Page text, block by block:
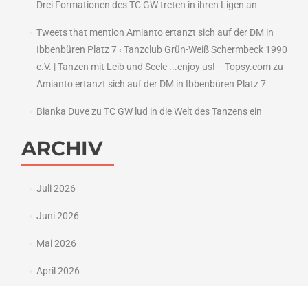
Drei Formationen des TC GW treten in ihren Ligen an
Tweets that mention Amianto ertanzt sich auf der DM in
Ibbenbüren Platz 7 ‹ Tanzclub Grün-Weiß Schermbeck 1990
e.V. | Tanzen mit Leib und Seele ...enjoy us! -- Topsy.comzu
Amianto ertanzt sich auf der DM in Ibbenbüren Platz 7
Bianka Duvezu TC GW lud in die Welt des Tanzens ein
ARCHIV
Juli 2026
Juni 2026
Mai 2026
April 2026